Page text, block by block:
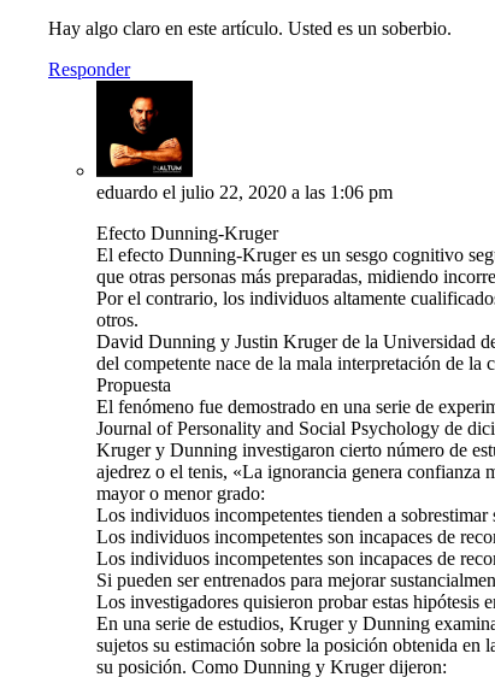
Hay algo claro en este artículo. Usted es un soberbio.
Responder
eduardo el julio 22, 2020 a las 1:06 pm
Efecto Dunning-Kruger
El efecto Dunning-Kruger es un sesgo cognitivo
que otras personas más preparadas, midiendo
Por el contrario, los individuos altamente
otros.
David Dunning y Justin Kruger de la Universidad
del competente nace de la mala interpretación de la
Propuesta
El fenómeno fue demostrado en una serie de
Journal of Personality and Social Psychology de
Kruger y Dunning investigaron cierto número de
ajedrez o el tenis, «La ignorancia genera confianza
mayor o menor grado:
Los individuos incompetentes tienden a sobrestimar
Los individuos incompetentes son incapaces de
Los individuos incompetentes son incapaces de
Si pueden ser entrenados para mejorar
Los investigadores quisieron probar estas hipótesis
En una serie de estudios, Kruger y Dunning
sujetos su estimación sobre la posición obtenida en
su posición. Como Dunning y Kruger dijeron: